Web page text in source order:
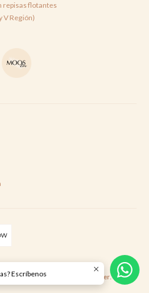
repisas flotantes
V Región)
Desarrollado por Jumpseller.
Escríbenos